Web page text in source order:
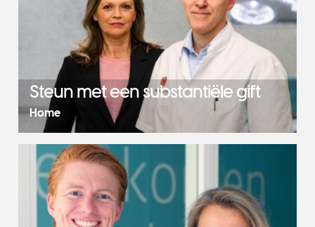
Steun met een substantiële gift
Home